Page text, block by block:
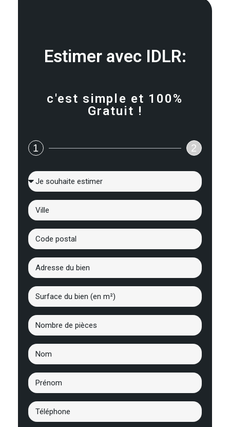
Estimer avec IDLR:
c'est simple et 100%
Gratuit !
1 2